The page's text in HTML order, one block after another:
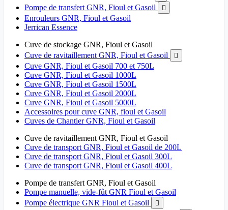
Pompe de transfert GNR, Fioul et Gasoil 
Enrouleurs GNR, Fioul et Gasoil
Jerrican Essence
Cuve de stockage GNR, Fioul et Gasoil
Cuve de ravitaillement GNR, Fioul et Gasoil

Cuve GNR, Fioul et Gasoil 700 et 750L
Cuve GNR, Fioul et Gasoil 1000L
Cuve GNR, Fioul et Gasoil 1500L
Cuve GNR, Fioul et Gasoil 2000L
Cuve GNR, Fioul et Gasoil 5000L
Accessoires pour cuve GNR, fioul et Gasoil
Cuves de Chantier GNR, Fioul et Gasoil
Cuve de ravitaillement GNR, Fioul et Gasoil
Cuve de transport GNR, Fioul et Gasoil de 200L
Cuve de transport GNR, Fioul et Gasoil 300L
Cuve de transport GNR, Fioul et Gasoil 400L
Pompe de transfert GNR, Fioul et Gasoil
Pompe manuelle, vide-fût GNR Fioul et Gasoil
Pompe électrique GNR Fioul et Gasoil
